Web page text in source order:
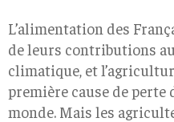
L’alimentation des
de leurs contributions
climatique, et
première cause de
monde. Mais les